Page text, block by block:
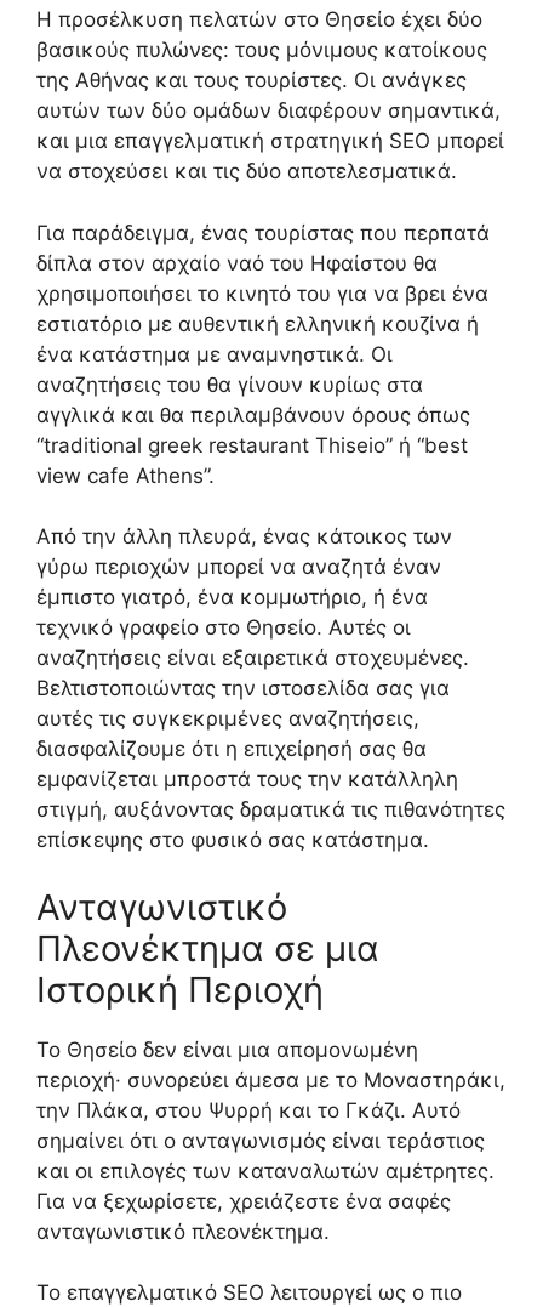
Η προσέλκυση πελατών στο Θησείο έχει δύο
βασικούς πυλώνες: τους μόνιμους κατοίκους
της Αθήνας και τους τουρίστες. Οι ανάγκες
αυτών των δύο ομάδων διαφέρουν σημαντικά,
και μια επαγγελματική στρατηγική SEO μπορεί
να στοχεύσει και τις δύο αποτελεσματικά.
Για παράδειγμα, ένας τουρίστας που περπατά
δίπλα στον αρχαίο ναό του Ηφαίστου θα
χρησιμοποιήσει το κινητό του για να βρει ένα
εστιατόριο με αυθεντική ελληνική κουζίνα ή
ένα κατάστημα με αναμνηστικά. Οι
αναζητήσεις του θα γίνουν κυρίως στα
αγγλικά και θα περιλαμβάνουν όρους όπως
“traditional greek restaurant Thiseio” ή “best
view cafe Athens”.
Από την άλλη πλευρά, ένας κάτοικος των
γύρω περιοχών μπορεί να αναζητά έναν
έμπιστο γιατρό, ένα κομμωτήριο, ή ένα
τεχνικό γραφείο στο Θησείο. Αυτές οι
αναζητήσεις είναι εξαιρετικά στοχευμένες.
Βελτιστοποιώντας την ιστοσελίδα σας για
αυτές τις συγκεκριμένες αναζητήσεις,
διασφαλίζουμε ότι η επιχείρησή σας θα
εμφανίζεται μπροστά τους την κατάλληλη
στιγμή, αυξάνοντας δραματικά τις πιθανότητες
επίσκεψης στο φυσικό σας κατάστημα.
Ανταγωνιστικό
Πλεονέκτημα σε μια
Ιστορική Περιοχή
Το Θησείο δεν είναι μια απομονωμένη
περιοχή· συνορεύει άμεσα με το Μοναστηράκι,
την Πλάκα, στου Ψυρρή και το Γκάζι. Αυτό
σημαίνει ότι ο ανταγωνισμός είναι τεράστιος
και οι επιλογές των καταναλωτών αμέτρητες.
Για να ξεχωρίσετε, χρειάζεστε ένα σαφές
ανταγωνιστικό πλεονέκτημα.
Το επαγγελματικό SEO λειτουργεί ως ο πιο